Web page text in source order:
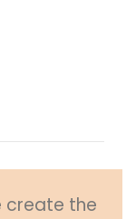
create the